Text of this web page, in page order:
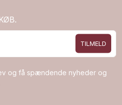
TILMELD
og få spændende nyheder og